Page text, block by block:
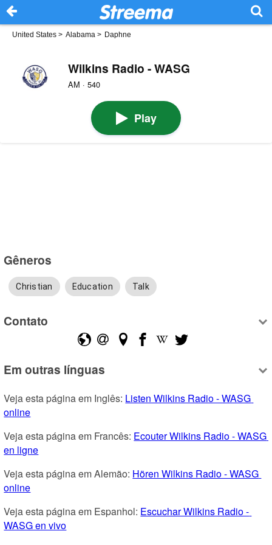
United States > Alabama > Daphne
Wilkins Radio - WASG
AM · 540
Play
Gêneros
Christian Education Talk
Contato
Em outras línguas
Veja esta página em Inglês: Listen Wilkins Radio - WASG
online
Veja esta página em Francês: Ecouter Wilkins Radio - WASG
en ligne
Veja esta página em Alemão: Hören Wilkins Radio - WASG
online
Veja esta página em Espanhol: Escuchar Wilkins Radio -
WASG en vivo